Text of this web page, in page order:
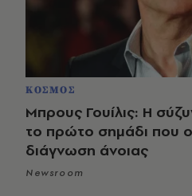
ΚΟΣΜΟΣ
Μπρους Γουίλις: Η
το πρώτο σημάδι που
διάγνωση άνοιας
Newsroom